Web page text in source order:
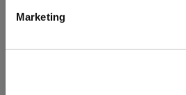
Marketing